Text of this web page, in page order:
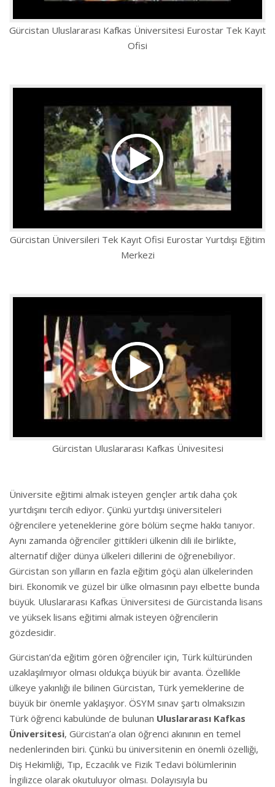
Gürcistan Uluslararası Kafkas Üniversitesi Eurostar Tek Kayıt
Ofisi
Gürcistan Üniversileri Tek Kayıt Ofisi Eurostar Yurtdışı Eğitim
Merkezi
Gürcistan Uluslararası Kafkas Ünivesitesi
Üniversite eğitimi almak isteyen gençler artık daha çok
yurtdışını tercih ediyor. Çünkü yurtdışı üniversiteleri
öğrencilere yeteneklerine göre bölüm seçme hakkı tanıyor.
Aynı zamanda öğrenciler gittikleri ülkenin dili ile birlikte,
alternatif diğer dünya ülkeleri dillerini de öğrenebiliyor.
Gürcistan son yılların en fazla eğitim göçü alan ülkelerinden
biri. Ekonomik ve güzel bir ülke olmasının payı elbette bunda
büyük. Uluslararası Kafkas Üniversitesi de Gürcistanda lisans
ve yüksek lisans eğitimi almak isteyen öğrencilerin
gözdesidir.
Gürcistan’da eğitim gören öğrenciler için, Türk kültüründen
uzaklaşılmıyor olması oldukça büyük bir avanta. Özellikle
ülkeye yakınlığı ile bilinen Gürcistan, Türk yemeklerine de
büyük bir önemle yaklaşıyor. ÖSYM sınav şartı olmaksızın
Türk öğrenci kabulünde de bulunan Uluslararası Kafkas
Üniversitesi, Gürcistan’a olan öğrenci akınının en temel
nedenlerinden biri. Çünkü bu üniversitenin en önemli özelliği,
Diş Hekimliği, Tıp, Eczacılık ve Fizik Tedavi bölümlerinin
İngilizce olarak okutuluyor olması. Dolayısıyla bu